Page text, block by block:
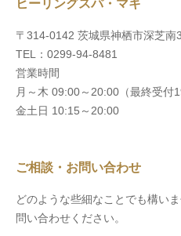
ヒーリングスパ・マキ
〒314-0142 茨城県神栖市深芝南
TEL：0299-94-8481
営業時間
月～木 09:00～20:00（最終受付
金土日 10:15～20:00
ご相談・お問い合わせ
どのような些細なことでも構い
問い合わせください。